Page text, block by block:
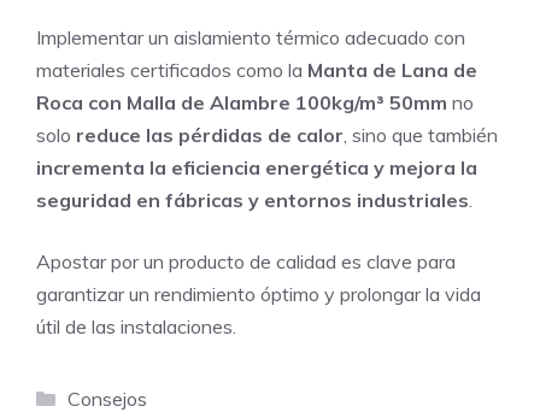
Implementar un aislamiento térmico adecuado con
materiales certificados como la Manta de Lana de
Roca con Malla de Alambre 100kg/m³ 50mm no
solo reduce las pérdidas de calor , sino que también
incrementa la eficiencia energética y mejora la
seguridad en fábricas y entornos industriales
Apostar por un producto de calidad es clave para
garantizar un rendimiento óptimo y prolongar la vida
útil de las instalaciones.
Categorías
Consejos